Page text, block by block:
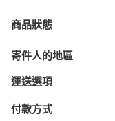
商品狀態
寄件人的地區
運送選項
付款方式